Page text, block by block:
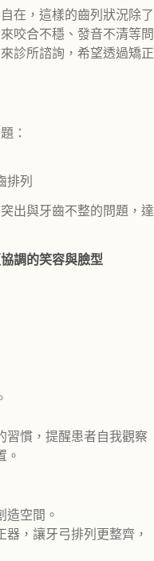
在，這樣的齒列狀況除了
咬合不穩、發音不清等問
診所諮詢，希望透過矯正
：
排列
出與牙齒不整的問題，達
調的笑容與臉型
習慣，提醒患者自我觀察
。
造空間。
，讓牙弓排列更整齊，